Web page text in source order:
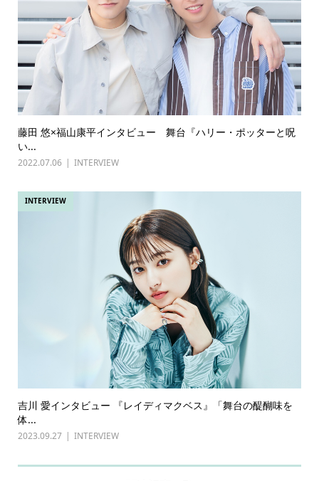
藤田 悠×福山康平インタビュー 舞台『ハリー・ポッターと呪
い...
2022.07.06 INTERVIEW
INTERVIEW
吉川 愛インタビュー 『レイディマクベス』「舞台の醍醐味を
体...
2023.09.27 INTERVIEW